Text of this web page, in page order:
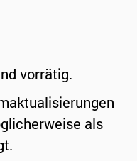
vorrätig.
als